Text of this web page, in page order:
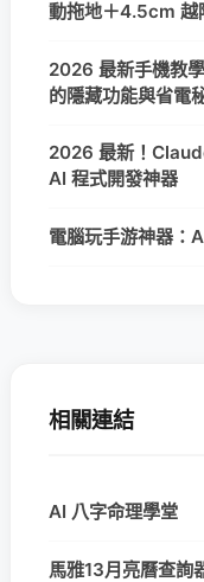
動拖地＋4.5cm 越
2026 最新手機教
的隱藏功能與省電
2026 最新！
AI 程式開發神器
電腦玩手游神器：
相關連結
AI 八字命理學堂
馬雅13月亮曆查詢